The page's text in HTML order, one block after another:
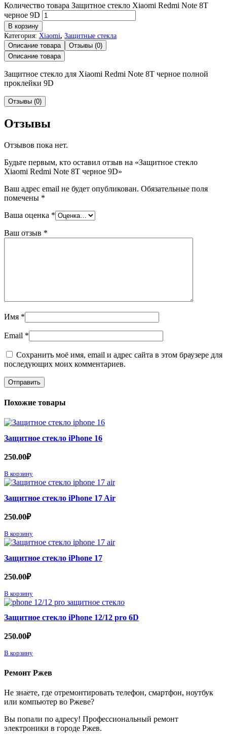
Количество товара Защитное стекло Xiaomi Redmi Note 8T
черное 9D
В корзину
Категория: Xiaomi, Защитные стекла
Описание товара
Отзывы (0)
Описание товара
Защитное стекло для Xiaomi Redmi Note 8T черное полной
проклейки 9D
Отзывы (0)
Отзывы
Отзывов пока нет.
Будьте первым, кто оставил отзыв на «Защитное стекло
Xiaomi Redmi Note 8T черное 9D»
Ваш адрес email не будет опубликован. Обязательные поля
помечены *
Ваша оценка *
Ваш отзыв *
Имя *
Email *
Сохранить моё имя, email и адрес сайта в этом браузере для
последующих моих комментариев.
Похожие товары
Защитное стекло iPhone 16
250.00₽
В корзину
Защитное стекло iPhone 17 Air
250.00₽
В корзину
Защитное стекло iPhone 17
250.00₽
В корзину
Защитное стекло iPhone 12/12 pro 6D
250.00₽
В корзину
Ремонт Ржев
Не знаете, где отремонтировать телефон, смартфон, ноутбук
или компьютер во Ржеве?
Вы попали по адресу! Профессиональный ремонт
электроники в городе Ржев.